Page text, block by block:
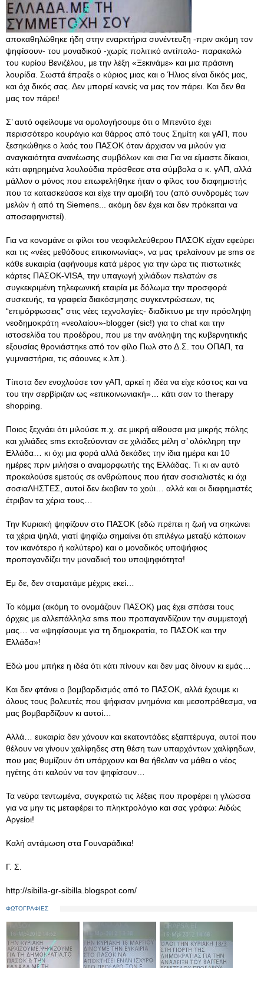
αποκαθηλώθηκε ήδη στην εναρκτήρια συνέντευξη -πριν ακόμη τον
ψηφίσουν- του μοναδικού -χωρίς πολιτικό αντίπαλο- παρακαλώ
του κυρίου Βενιζέλου, με την λέξη «Ξεκινάμε» και μια πράσινη
λουρίδα. Σωστά έπραξε ο κύριος μιας και ο Ήλιος είναι δικός μας,
και όχι δικός σας. Δεν μπορεί κανείς να μας τον πάρει. Και δεν θα
μας τον πάρει!
Σ’ αυτό οφείλουμε να ομολογήσουμε ότι ο Μπενύτο έχει
περισσότερο κουράγιο και θάρρος από τους Σημίτη και γΑΠ, που
ξεσηκώθηκε ο λαός του ΠΑΣΟΚ όταν άρχισαν να μιλούν για
αναγκαιότητα ανανέωσης συμβόλων και σια Για να είμαστε δίκαιοι,
κάτι αφηρημένα λουλούδια πρόσθεσε στα σύμβολα ο κ. γΑΠ, αλλά
μάλλον ο μόνος που επωφελήθηκε ήταν ο φίλος του διαφημιστής
που τα κατασκεύασε και είχε την αμοιβή του (από συνδρομές των
μελών ή από τη Siemens... ακόμη δεν έχει και δεν πρόκειται να
αποσαφηνιστεί).
Για να κονομάνε οι φίλοι του νεοφιλελεύθερου ΠΑΣΟΚ είχαν εφεύρει
και τις «νέες μεθόδους επικοινωνίας», να μας τρελαίνουν με sms σε
κάθε ευκαιρία (αφήνουμε κατά μέρος για την ώρα τις πιστωτικές
κάρτες ΠΑΣΟΚ-VISA, την υπαγωγή χιλιάδων πελατών σε
συγκεκριμένη τηλεφωνική εταιρία με δόλωμα την προσφορά
συσκευής, τα γραφεία διακόσμησης συγκεντρώσεων, τις
“επιμόρφωσεις” στις νέες τεχνολογίες- διαδίκτυο με την πρόσληψη
νεοδημοκράτη «νεολαίου»-blogger (sic!) για το chat και την
ιστοσελίδα του προέδρου, που με την ανάληψη της κυβερνητικής
εξουσίας θρονιάστηκε από τον φίλο Πωλ στο Δ.Σ . του ΟΠΑΠ, τα
γυμναστήρια, τις σάουνες κ.λπ.).
Τίποτα δεν ενοχλούσε τον γΑΠ, αρκεί η ιδέα να είχε κόστος και να
του την σερβίριζαν ως «επικοινωνιακή»… κάτι σαν το therapy
shopping.
Ποιος ξεχνάει ότι μιλούσε π.χ. σε μικρή αίθουσα μια μικρής πόλης
και χιλιάδες sms εκτοξεύονταν σε χιλιάδες μέλη σ’ ολόκληρη την
Ελλάδα… κι όχι μια φορά αλλά δεκάδες την ίδια ημέρα και 10
ημέρες πριν μιλήσει ο αναμορφωτής της Ελλάδας. Τι κι αν αυτό
προκαλούσε εμετούς σε ανθρώπους που ήταν σοσιαλιστές κι όχι
σοσιαΛΗΣΤΕΣ, αυτοί δεν έκοβαν το χούι… αλλά και οι διαφημιστές
έτριβαν τα χέρια τους…
Την Κυριακή ψηφίζουν στο ΠΑΣΟΚ (εδώ πρέπει η ζωή να σηκώνει
τα χέρια ψηλά, γιατί ψηφίζω σημαίνει ότι επιλέγω μεταξύ κάποιων
τον ικανότερο ή καλύτερο) και ο μοναδικός υποψήφιος
προπαγανδίζει την μοναδική του υποψηφιότητα!
Εμ δε, δεν σταματάμε μέχρις εκεί…
Το κόμμα (ακόμη το ονομάζουν ΠΑΣΟΚ) μας έχει σπάσει τους
όρχεις με αλλεπάλληλα sms που προπαγανδίζουν την συμμετοχή
μας… να «ψηφίσουμε για τη δημοκρατία, το ΠΑΣΟΚ και την
Ελλάδα»!
Εδώ μου μπήκε η ιδέα ότι κάτι πίνουν και δεν μας δίνουν κι εμάς…
Και δεν φτάνει ο βομβαρδισμός από το ΠΑΣΟΚ, αλλά έχουμε κι
όλους τους βολευτές που ψήφισαν μνημόνια και μεσοπρόθεσμα, να
μας βομβαρδίζουν κι αυτοί…
Αλλά… ευκαιρία δεν χάνουν και εκατοντάδες εξαπτέρυγα, αυτοί που
θέλουν να γίνουν χαλίφηδες στη θέση των υπαρχόντων χαλίφηδων,
που μας θυμίζουν ότι υπάρχουν και θα ήθελαν να μάθει ο νέος
ηγέτης ότι καλούν να τον ψηφίσουν…
Τα νεύρα τεντωμένα, συγκρατώ τις λέξεις που προφέρει η γλώσσα
για να μην τις μεταφέρει το πληκτρολόγιο και σας γράφω: Αιδώς
Αργείοι!
Καλή αντάμωση στα Γουναράδικα!
Γ. Σ.
http://sibilla-gr-sibilla.blogspot.com/
ΦΩΤΟΓΡΑΦΙΕΣ